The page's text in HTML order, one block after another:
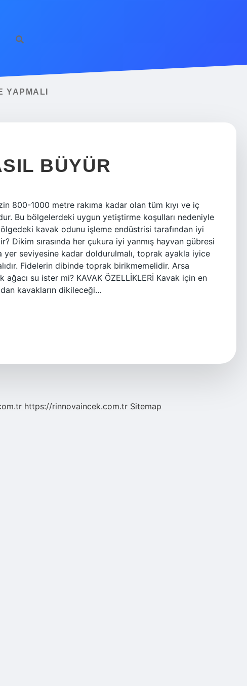
YAPMALI
BÜYÜR
800-1000 metre rakıma kadar olan tüm kıyı ve iç
Bu bölgelerdeki uygun yetiştirme koşulları nedeniyle
kavak odunu işleme endüstrisi tarafından iyi
Dikim sırasında her çukura iyi yanmış hayvan gübresi
seviyesine kadar doldurulmalı, toprak ayakla iyice
Fidelerin dibinde toprak birikmemelidir. Arsa
su ister mi? KAVAK ÖZELLİKLERİ Kavak için en
kavakların dikileceği…
https://rinnovaincek.com.tr Sitemap